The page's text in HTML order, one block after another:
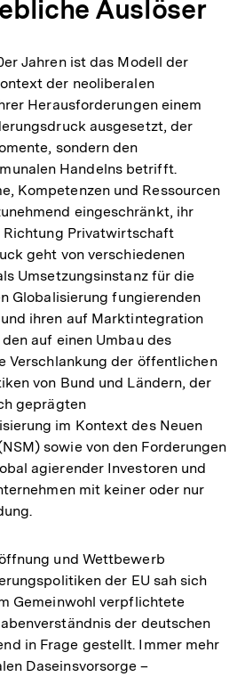
Auslöser
Jahren ist das Modell der
der neoliberalen
Herausforderungen einem
ausgesetzt, der
sondern den
Handelns betrifft.
Kompetenzen und Ressourcen
eingeschränkt, ihr
Richtung Privatwirtschaft
geht von verschiedenen
Umsetzungsinstanz für die
Globalisierung fungierenden
ihren auf Marktintegration
auf einen Umbau des
Verschlankung der öffentlichen
von Bund und Ländern, der
geprägten
im Kontext des Neuen
sowie von den Forderungen
agierender Investoren und
mit keiner oder nur
und Wettbewerb
der EU sah sich
Gemeinwohl verpflichtete
der deutschen
in Frage gestellt. Immer mehr
Daseinsvorsorge –